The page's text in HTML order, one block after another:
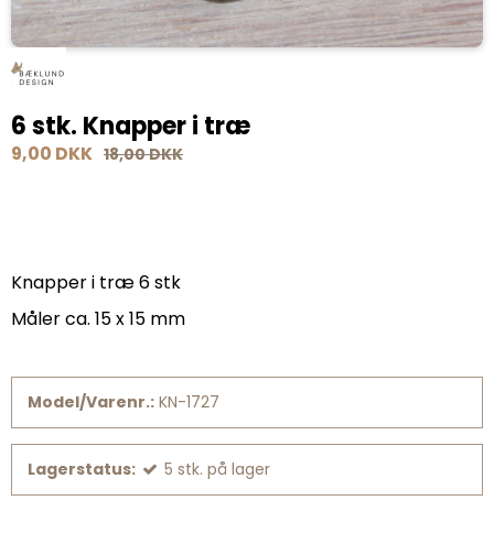
6 stk. Knapper i træ
9,00 DKK 18,00 DKK
Knapper i træ 6 stk
Måler ca. 15 x 15 mm
Model/Varenr.: KN-1727
Lagerstatus: 5 stk. på lager